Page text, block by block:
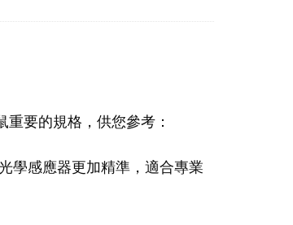
要的規格，供您參考：
學感應器更加精準，適合專業